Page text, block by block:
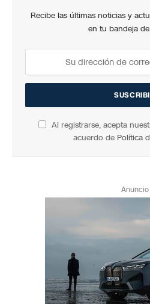
Recibe las últimas noticias y
en tu bandeja
Al registrarse, acepta
acuerdo de Política
Anuncio